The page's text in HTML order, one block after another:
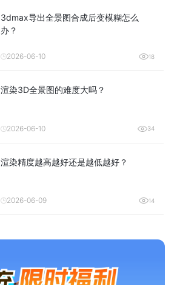
3dmax导出全景图合成后变模糊怎么
办？
2026-06-10 18
渲染3D全景图的难度大吗？
2026-06-10 34
渲染精度越高越好还是越低越好？
2026-06-09 14